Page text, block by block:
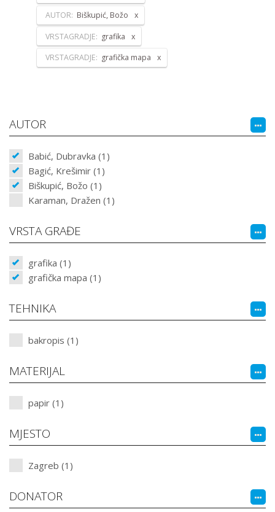
AUTOR: Biškupić, Božo
VRSTAGRADJE: grafika
VRSTAGRADJE: grafička mapa
AUTOR
Babić, Dubravka (1)
Bagić, Krešimir (1)
Biškupić, Božo (1)
Karaman, Dražen (1)
VRSTA GRAĐE
grafika (1)
grafička mapa (1)
TEHNIKA
bakropis (1)
MATERIJAL
papir (1)
MJESTO
Zagreb (1)
DONATOR